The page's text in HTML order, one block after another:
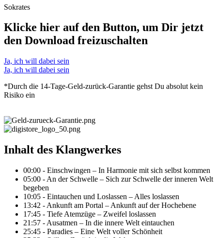
Sokrates
Klicke hier auf den Button, um Dir jetzt
den Download freizuschalten
Ja, ich will dabei sein
Ja, ich will dabei sein
*Durch die 14-Tage-Geld-zurück-Garantie gehst Du absolut kein
Risiko ein
Inhalt des Klangwerkes
00:00 - Einschwingen – In Harmonie mit sich selbst kommen
05:00 - An der Schwelle – Sich zur Schwelle der inneren Welt
begeben
10:05 - Eintauchen und Loslassen – Alles loslassen
13:42 - Ankunft am Portal – Ankunft auf der Hochebene
17:45 - Tiefe Atemzüge – Zweifel loslassen
21:57 - Ausatmen – In die innere Welt eintauchen
25:45 - Paradies – Eine Welt voller Schönheit